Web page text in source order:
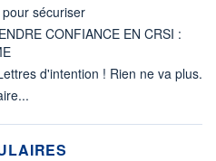
sécuriser
CONFIANCE EN CRSI :
d'intention ! Rien ne va plus.